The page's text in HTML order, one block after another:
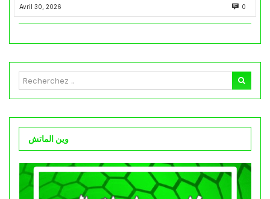
Avril 30, 2026 0
وين الماتش